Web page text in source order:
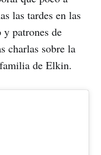
las tardes en las
y patrones de
charlas sobre la
de Elkin.